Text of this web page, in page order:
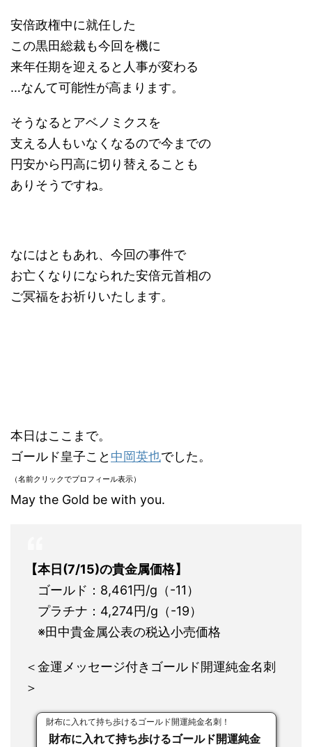
安倍政権中に就任した
この黒田総裁も今回を機に
来年任期を迎えると人事が変わる
…なんて可能性が高まります。
そうなるとアベノミクスを
支える人もいなくなるので今までの
円安から円高に切り替えることも
ありそうですね。
なにはともあれ、今回の事件で
お亡くなりになられた安倍元首相の
ご冥福をお祈りいたします。
本日はここまで。
ゴールド皇子こと 中岡英也でした。
（名前クリックでプロフィール表示）
May the Gold be with you.
【本日(7/15)の貴金属価格】
ゴールド：8,461円/g（-11）
プラチナ：4,274円/g（-19）
※田中貴金属公表の税込小売価格
＜金運メッセージ付きゴールド開運純金名刺
＞
財布に入れて持ち歩けるゴールド開運純金名刺！
財布に入れて持ち歩けるゴールド開運純金